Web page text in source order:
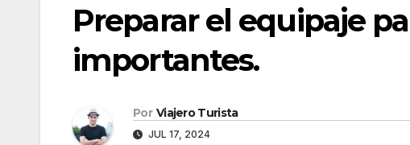
Preparar el equipaje
importantes.
Por Viajero Turista
JUL 17, 2024